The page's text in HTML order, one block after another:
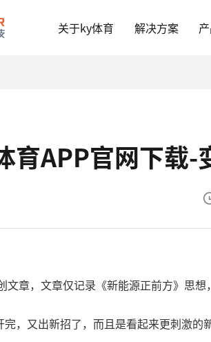
关于ky体育 解决方案
育APP官网下载-
章，文章仅记录《新能源正前方》思
，又出新招了，而且是看起来更刺激